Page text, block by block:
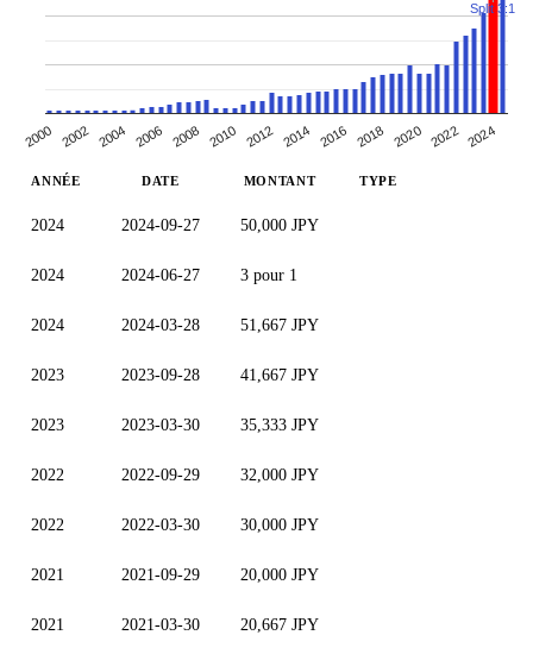
2000 2002 2004 2006 2008 2010 2012 2014 2016 2018 2020 2022 2024
Split 3:1
ANNÉE DATE MONTANT TYPE
2024 2024-09-27 50,000 JPY
2024 2024-06-27 3 pour 1
2024 2024-03-28 51,667 JPY
2023 2023-09-28 41,667 JPY
2023 2023-03-30 35,333 JPY
2022 2022-09-29 32,000 JPY
2022 2022-03-30 30,000 JPY
2021 2021-09-29 20,000 JPY
2021 2021-03-30 20,667 JPY